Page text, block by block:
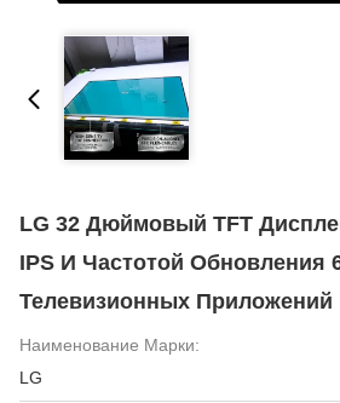
LG 32 Дюймовый TFT
IPS И Частотой Обновления
Телевизионных Приложений
Наименование Марки:
LG